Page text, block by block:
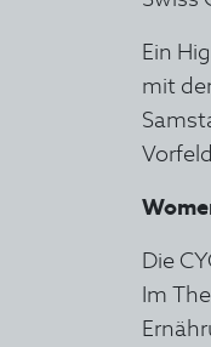
Ein
mit
Die
Im